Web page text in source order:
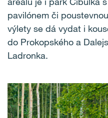
pavilónem či
výlety se dá vydat i
do Prokopského a
Ladronka.